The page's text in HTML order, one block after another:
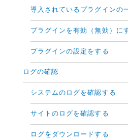
導入されているプラグインの
プラグインを有効（無効）に
プラグインの設定をする
ログの確認
システムのログを確認する
サイトのログを確認する
ログをダウンロードする